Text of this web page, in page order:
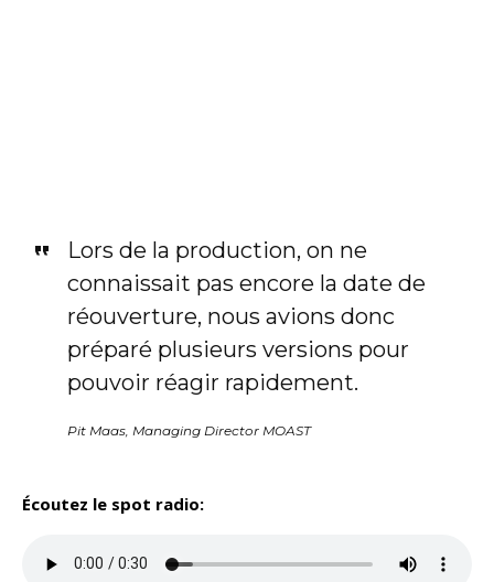
Lors de la production, on ne
connaissait pas encore la date de
réouverture, nous avions donc
préparé plusieurs versions pour
pouvoir réagir rapidement.
Pit Maas, Managing Director MOAST
Écoutez le spot radio: